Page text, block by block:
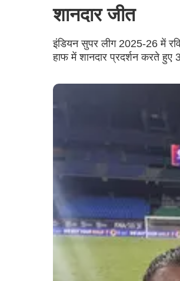
शानदार जीत
इंडियन सुपर लीग 2025-26 में
हाफ में शानदार प्रदर्शन करते हुए